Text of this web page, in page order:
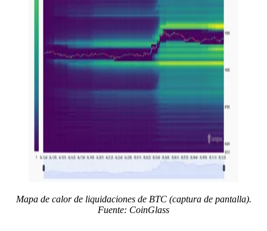
Mapa de calor de liquidaciones de BTC (captura de pantalla).
Fuente: CoinGlass